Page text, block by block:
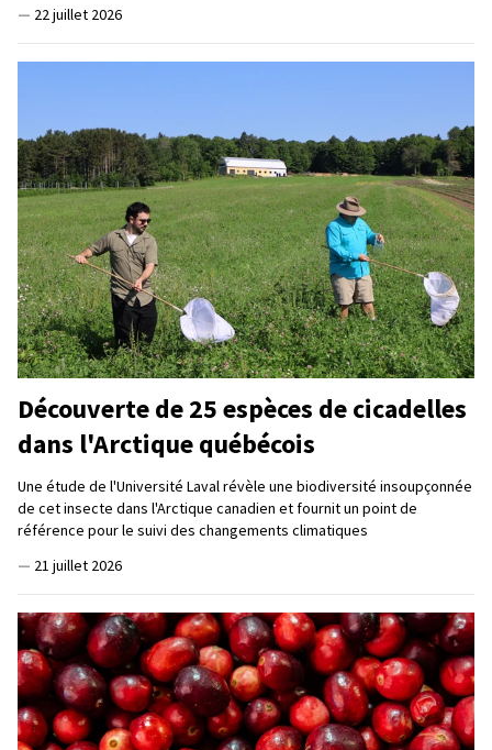
— 22 juillet 2026
Découverte de 25 espèces de cicadelles
dans l'Arctique québécois
Une étude de l'Université Laval révèle une biodiversité insoupçonnée
de cet insecte dans l'Arctique canadien et fournit un point de
référence pour le suivi des changements climatiques
— 21 juillet 2026